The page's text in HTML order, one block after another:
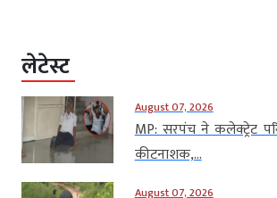
लेटेस्ट
August 07, 2026
MP: सरपंच ने कलेक्ट्रेट
कीटनाशक,...
August 07, 2026